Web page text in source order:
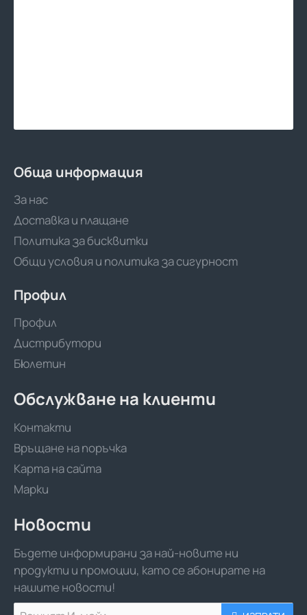
Обща информация
За нас
Доставка и плащане
Политика за бисквитки
Общи условия и политика за сигурност
Профил
Профил
Дистрибутори
Бюлетин
Обслужване на клиенти
Контакти
Връщане на поръчка
Карта на сайта
Марки
Новости
Бъдете информирани за най-новите ни
продукти и промоции, като се абонирате на
нашите новости!